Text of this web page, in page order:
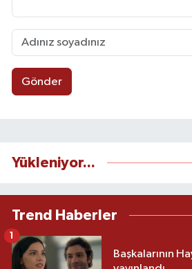
Gönder
Yükleniyor...
Trend Haberler
Başkalarının
1